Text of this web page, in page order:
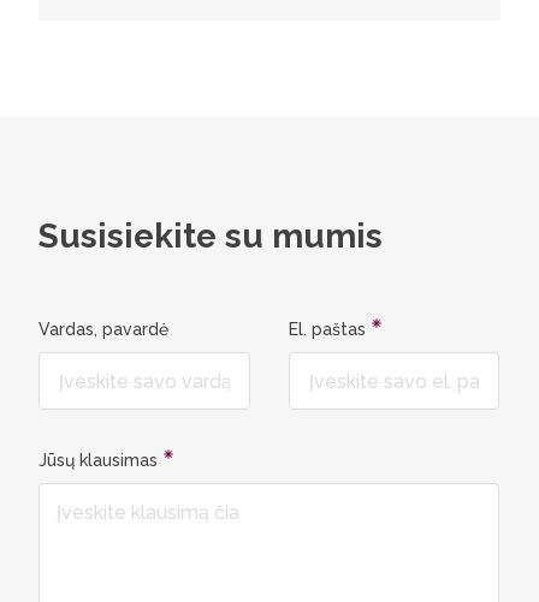
Susisiekite su mumis
Vardas, pavardė El. paštas
Jūsų klausimas